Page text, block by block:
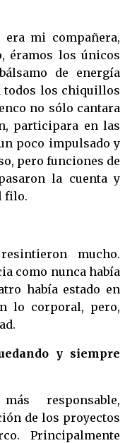
era mi compañera,
éramos los únicos
de energía
todos los chiquillos
no sólo cantara
participara en las
poco impulsado y
pero funciones de
la cuenta y
filo.
mucho.
como nunca había
había estado en
lo corporal, pero,
y siempre
responsable,
de los proyectos
Principalmente